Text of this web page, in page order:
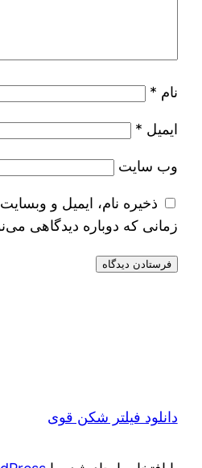
نام *
ایمیل *
وب‌ سایت
ذخیره نام، ایمیل و
زمانی که دوباره دیدگاهی
دانلود فیلتر شکن قوی